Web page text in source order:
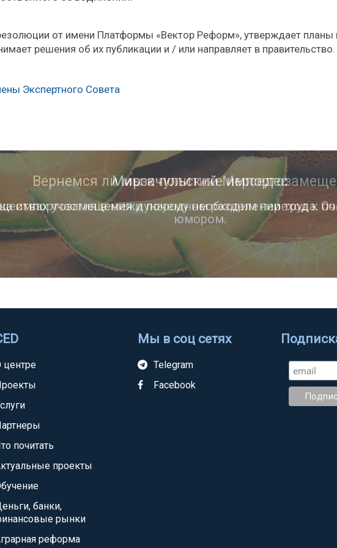
от имени Платформы «Вектор Реформ», утверждает планы
решения об их публикации и / или направляет в правительство.
Экспертного Совета
Мирзачульский Мерседес
участия в международном разделении труда.
юмором.
центре
почитать
проекты
банки,
рынки
реформа
Мы в соц сетях
Telegram
Facebook